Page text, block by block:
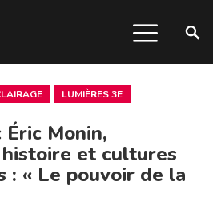
LUMIÈRES 3E
Monin,
et cultures
: « Le pouvoir de la